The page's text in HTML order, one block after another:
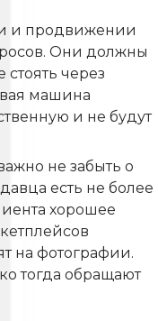
и продвижении
Они должны
стоять через
машина
и не будут
не забыть о
есть не более
хорошее
на фотографии.
тогда обращают